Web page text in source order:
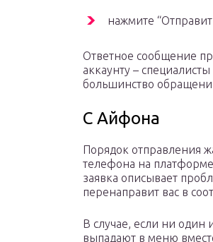
нажмите
Ответное сообщение
аккаунту –
большинство
С Айфона
Порядок отправления
телефона на
заявка описывает
перенаправит вас в
В случае, если ни один
выпадают в меню